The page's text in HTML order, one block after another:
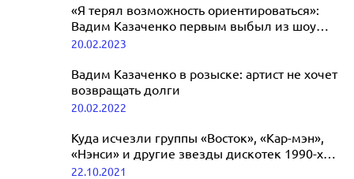
Пробили дверь, подкинули отраву и
хотят посадить: что происходит с
автором хита «Ах, какая женщина!»
«Я терял возможность ориентироваться»:
Вадим Казаченко первым выбыл из шоу
«Маска»
20.02.2023
Вадим Казаченко в розыске: артист не хочет
возвращать долги
20.02.2022
Куда исчезли группы «Восток», «Кар-мэн»,
«Нэнси» и другие звезды дискотек 1990-х
годов
22.10.2021